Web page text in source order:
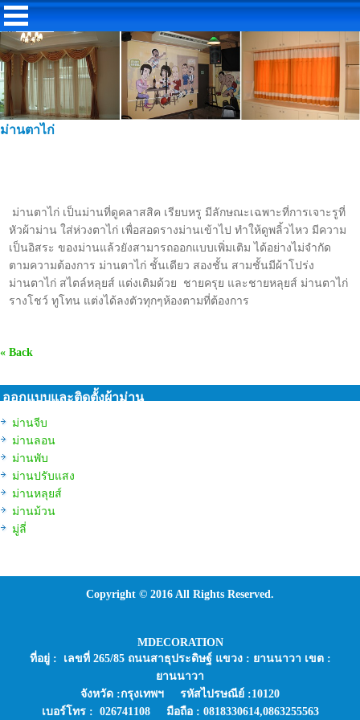
ม่านตาไก่
ม่านตาไก่ เป็นม่านที่ดูคลาสสิค เรียบหรู มีลักษณะเฉพาะที่การเจาะรูที่
หัวผ้าม่าน ใส่ห่วงตาไก่ เพื่อสอดรางม่านเข้าไป ทำให้ดูพลิ้วไหว มีความ
เป็นอิสระ ของม่านแล้วยังสามารถออกแบบเพิ่มเติม ได้อย่างไม่จำกัด
ตามความต้องการ ม่านตาไก่ ชั้นเดียว สองชั้น สามชั้นมีผ้าโปร่ง
ม่านตาไก่ สไตล์หลุยส์ แต่งเติมด้วย ชายครุย และชายหลุยส์ ม่านตาไก่
รางโชว์ ทูโทน แต่งได้ลงตัวทุกๆห้องตามที่ต้องการ
« Back
ออกแบบและติดตั้งผ้าม่าน
ม่านจีบ
ม่านลอน
ม่านพับ
ม่านปรับแสง
ม่านหลุยส์
ม่านม้วน
มู่ลี่
Copyright © 2016 All Rights Reserved.
MDECORATION
ที่อยู่ : เลขที่ 265/85 ถนนสาธุประดิษฐ์ แขวง : ยานนาวา เขต :
ยานนาวา
จังหวัด :กรุงเทพฯ รหัสไปรษณีย์ :10120
เบอร์โทร : 026741108 มือถือ : 0818330614,0863255563